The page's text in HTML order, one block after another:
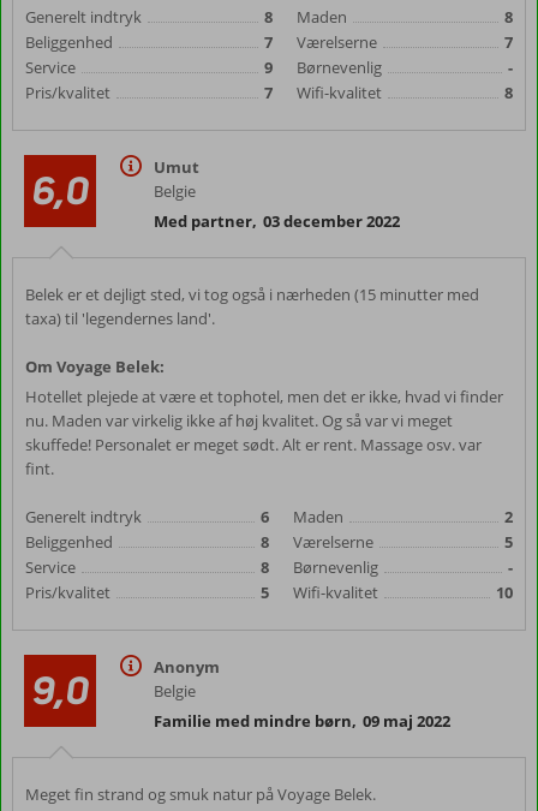
Generelt indtryk
8
Beliggenhed
7
Service
9
Pris/kvalitet
7
Maden
8
Værelserne
7
Børnevenlig
-
Wifi-kvalitet
8
6,0
Umut
Belgie
Med partner, 03 december 2022
Belek er et dejligt sted, vi tog også i nærheden (15 minutter med
taxa) til 'legendernes land'.
Om Voyage Belek:
Hotellet plejede at være et tophotel, men det er ikke, hvad vi finder
nu. Maden var virkelig ikke af høj kvalitet. Og så var vi meget
skuffede! Personalet er meget sødt. Alt er rent. Massage osv. var
fint.
Generelt indtryk
6
Beliggenhed
8
Service
8
Pris/kvalitet
5
Maden
2
Værelserne
5
Børnevenlig
-
Wifi-kvalitet
10
9,0
Anonym
Belgie
Familie med mindre børn, 09 maj 2022
Meget fin strand og smuk natur på Voyage Belek.